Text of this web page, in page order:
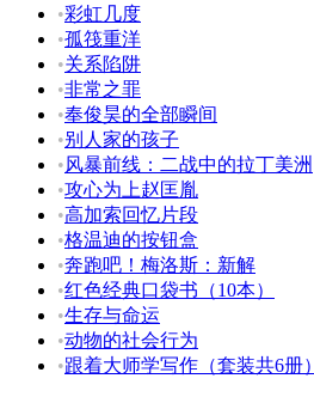
•彩虹几度
•孤筏重洋
•关系陷阱
•非常之罪
•奉俊昊的全部瞬间
•别人家的孩子
•风暴前线：二战中的拉丁美洲
•攻心为上赵匡胤
•高加索回忆片段
•格温迪的按钮盒
•奔跑吧！梅洛斯：新解
•红色经典口袋书（10本）
•生存与命运
•动物的社会行为
•跟着大师学写作（套装共6册）